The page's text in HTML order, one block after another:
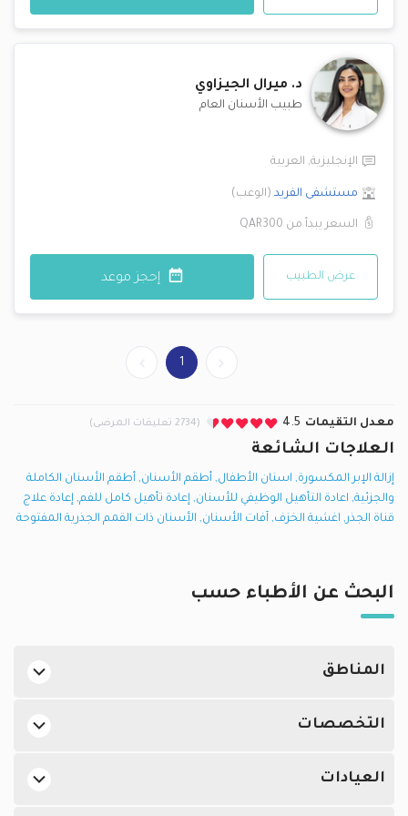
د. ميرال الجيزاوي
طبيب الأسنان العام
الإنجليزية, العربية
مستشفى الفريد (الوعب)
السعر يبدأ من QAR300
عرض الطبيب إحجز موعد
1
معدل التقيمات 4.5 (2734 تعليقات المرضى)
العلاجات الشائعة
إزالة الإبر المكسورة, اسنان الأطفال, أطقم الأسنان, أطقم الأسنان الكاملة
والجزئية, اعادة التأهيل الوظيفي للأسنان, إعادة تأهيل كامل للفم, إعادة علاج
قناة الجذر, اغشية الخزف, آفات الأسنان, الأسنان ذات القمم الجذرية المفتوحة
البحث عن الأطباء حسب
المناطق
التخصصات
العيادات